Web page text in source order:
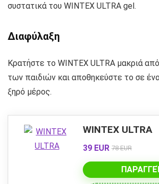
συστατικά του WINTEX ULTRA gel.
Διαφύλαξη
Κρατήστε το WINTEX ULTRA μακριά
των παιδιών και αποθηκεύστε το σε
ξηρό μέρος.
WINTEX ULTRA
39 EUR 78 EUR